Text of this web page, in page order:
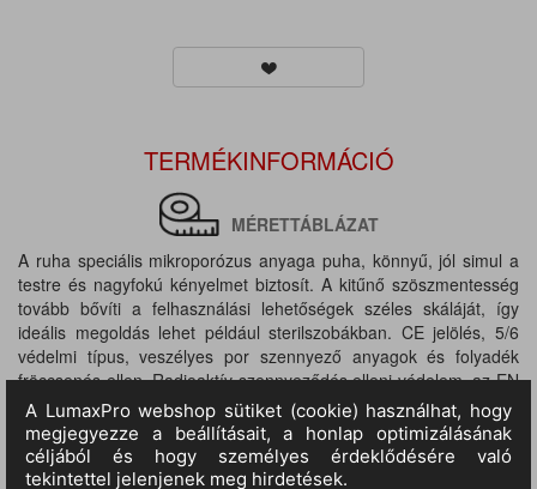
TERMÉKINFORMÁCIÓ
MÉRETTÁBLÁZAT
A ruha speciális mikroporózus anyaga puha, könnyű, jól simul a
testre és nagyfokú kényelmet biztosít. A kitűnő szöszmentesség
tovább bővíti a felhasználási lehetőségek széles skáláját, így
ideális megoldás lehet például sterilszobákban. CE jelölés, 5/6
védelmi típus, veszélyes por szennyező anyagok és folyadék
fröccsenés ellen. Radioaktív szennyeződés elleni védelem, az EN
1073-2:2002 szabvány előírásai szerint. Az EN 1149-5:2008
szabványnak megfelelő antisztatikus tulajdonságok. Az EN 14126
szabványnak megfelelő fertőző anyagok elleni védelem. Egyedi,
puha és könnyű mikroporózus anyag. 3 részből álló csuklya a